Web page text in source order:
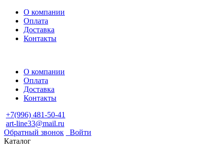
О компании
Оплата
Доставка
Контакты
О компании
Оплата
Доставка
Контакты
+7(996) 481-50-41
art-line33@mail.ru
Обратный звонок
Войти
Каталог